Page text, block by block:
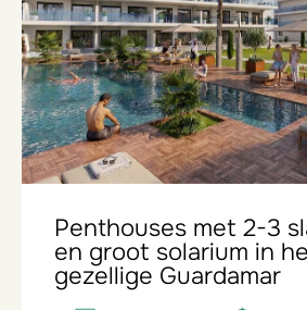
Penthouses met 2-3
en groot solarium in
gezellige Guardamar